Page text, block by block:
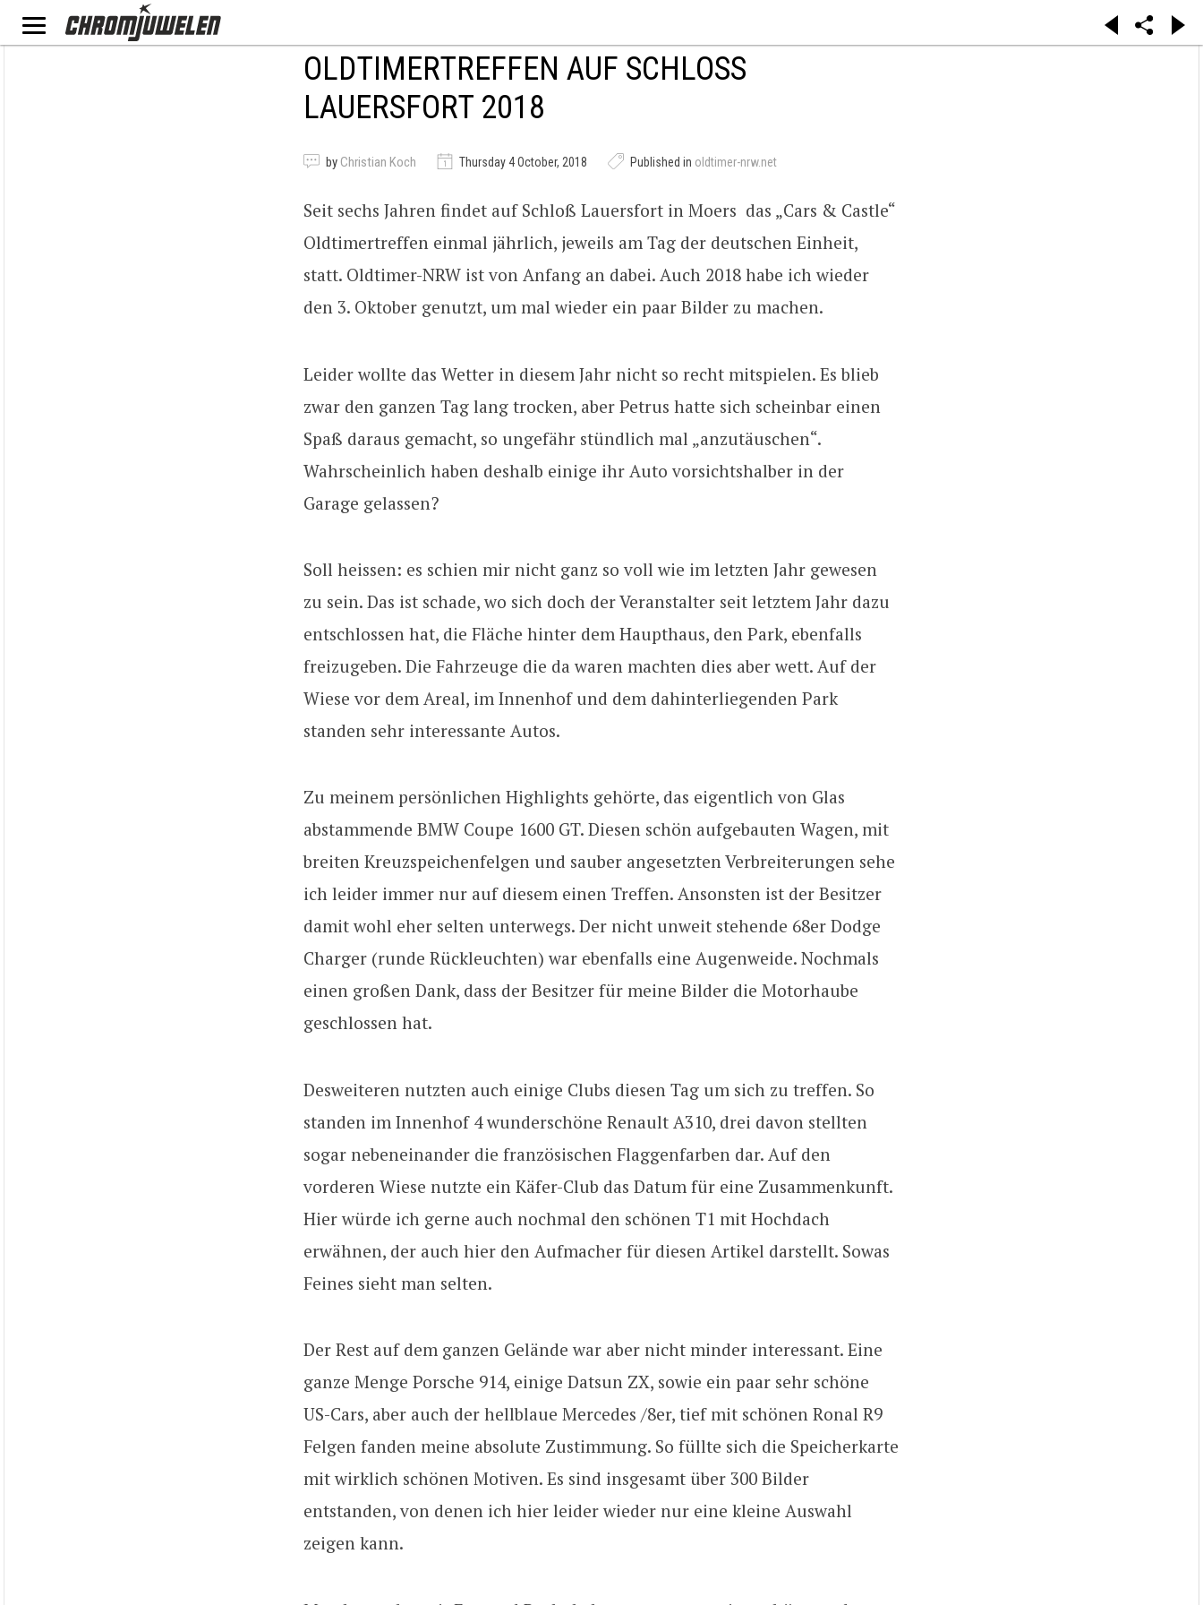
OLDTIMERTREFFEN AUF SCHLOSS
LAUERSFORT 2018
by Christian Koch Thursday 4 October, 2018 Published in oldtimer-nrw.net
Seit sechs Jahren findet auf Schloß Lauersfort in Moers das „Cars & Castle“
Oldtimertreffen einmal jährlich, jeweils am Tag der deutschen Einheit,
statt. Oldtimer-NRW ist von Anfang an dabei. Auch 2018 habe ich wieder
den 3. Oktober genutzt, um mal wieder ein paar Bilder zu machen.
Leider wollte das Wetter in diesem Jahr nicht so recht mitspielen. Es blieb
zwar den ganzen Tag lang trocken, aber Petrus hatte sich scheinbar einen
Spaß daraus gemacht, so ungefähr stündlich mal „anzutäuschen“.
Wahrscheinlich haben deshalb einige ihr Auto vorsichtshalber in der
Garage gelassen?
Soll heissen: es schien mir nicht ganz so voll wie im letzten Jahr gewesen
zu sein. Das ist schade, wo sich doch der Veranstalter seit letztem Jahr dazu
entschlossen hat, die Fläche hinter dem Haupthaus, den Park, ebenfalls
freizugeben. Die Fahrzeuge die da waren machten dies aber wett. Auf der
Wiese vor dem Areal, im Innenhof und dem dahinterliegenden Park
standen sehr interessante Autos.
Zu meinem persönlichen Highlights gehörte, das eigentlich von Glas
abstammende BMW Coupe 1600 GT. Diesen schön aufgebauten Wagen, mit
breiten Kreuzspeichenfelgen und sauber angesetzten Verbreiterungen sehe
ich leider immer nur auf diesem einen Treffen. Ansonsten ist der Besitzer
damit wohl eher selten unterwegs. Der nicht unweit stehende 68er Dodge
Charger (runde Rückleuchten) war ebenfalls eine Augenweide. Nochmals
einen großen Dank, dass der Besitzer für meine Bilder die Motorhaube
geschlossen hat.
Desweiteren nutzten auch einige Clubs diesen Tag um sich zu treffen. So
standen im Innenhof 4 wunderschöne Renault A310, drei davon stellten
sogar nebeneinander die französischen Flaggenfarben dar. Auf den
vorderen Wiese nutzte ein Käfer-Club das Datum für eine Zusammenkunft.
Hier würde ich gerne auch nochmal den schönen T1 mit Hochdach
erwähnen, der auch hier den Aufmacher für diesen Artikel darstellt. Sowas
Feines sieht man selten.
Der Rest auf dem ganzen Gelände war aber nicht minder interessant. Eine
ganze Menge Porsche 914, einige Datsun ZX, sowie ein paar sehr schöne
US-Cars, aber auch der hellblaue Mercedes /8er, tief mit schönen Ronal R9
Felgen fanden meine absolute Zustimmung. So füllte sich die Speicherkarte
mit wirklich schönen Motiven. Es sind insgesamt über 300 Bilder
entstanden, von denen ich hier leider wieder nur eine kleine Auswahl
zeigen kann.